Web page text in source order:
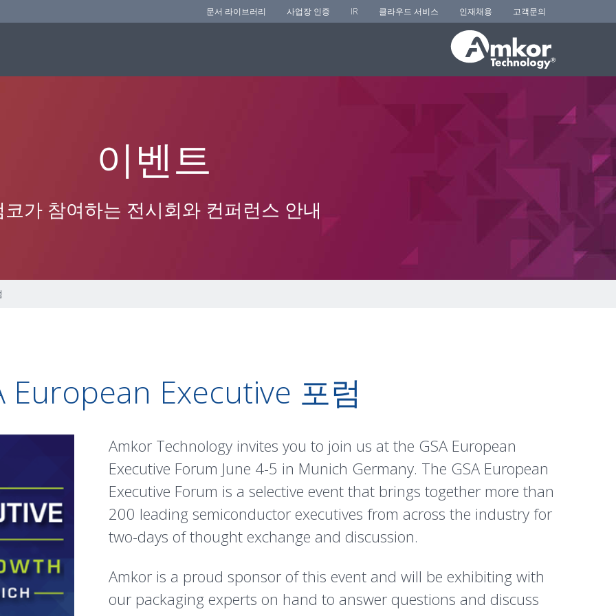
문서 라이브러리 사업장 인증 IR 클라우드 서비스 인재채용 고객문의
이벤트
코가 참여하는 전시회와 컨퍼런스 안내
European Executive 포럼
Amkor Technology invites you to join us at the GSA European
Executive Forum June 4-5 in Munich Germany. The GSA European
Executive Forum is a selective event that brings together more than
200 leading semiconductor executives from across the industry for
two-days of thought exchange and discussion.
Amkor is a proud sponsor of this event and will be exhibiting with
our packaging experts on hand to answer questions and discuss